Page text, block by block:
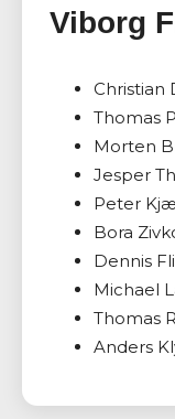
Viborg
Christian
Thomas
Morten
Jesper
Peter
Bora
Dennis
Michael
Thomas
Anders